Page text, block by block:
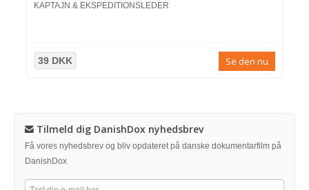
KAPTAJN & EKSPEDITIONSLEDER
39 DKK Se den nu
Tilmeld dig DanishDox nyhedsbrev
Få vores nyhedsbrev og bliv opdateret på danske dokumentarfilm på
DanishDox